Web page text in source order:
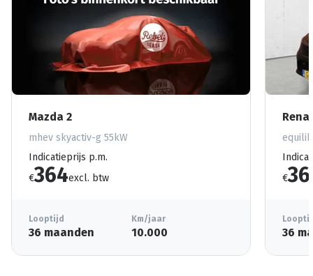
Mazda 2
mhev skyactiv-g 55kW
Indicatieprijs p.m.
€364excl. btw
Looptijd
36 maanden
Km/jaar
10.000
€
36